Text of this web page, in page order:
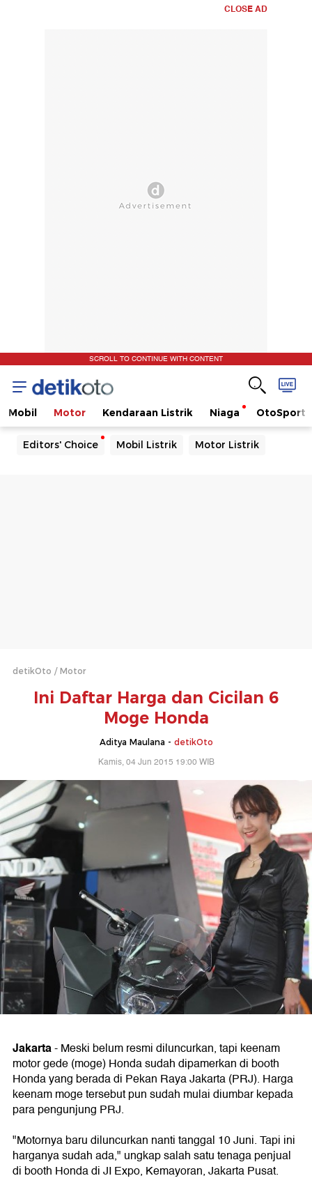
CLOSE AD
SCROLL TO CONTINUE WITH CONTENT
Mobil Motor Kendaraan Listrik Niaga OtoSport
Editors' Choice Mobil Listrik Motor Listrik
detikOto Motor
Ini Daftar Harga dan Cicilan 6
Moge Honda
Aditya Maulana - detikOto
Kamis, 04 Jun 2015 19:00 WIB
Jakarta- Meski belum resmi diluncurkan, tapi keenam
motor gede (moge) Honda sudah dipamerkan di booth
Honda yang berada di Pekan Raya Jakarta (PRJ). Harga
keenam moge tersebut pun sudah mulai diumbar kepada
para pengunjung PRJ.
"Motornya baru diluncurkan nanti tanggal 10 Juni. Tapi ini
harganya sudah ada," ungkap salah satu tenaga penjual
di booth Honda di JI Expo, Kemayoran, Jakarta Pusat.